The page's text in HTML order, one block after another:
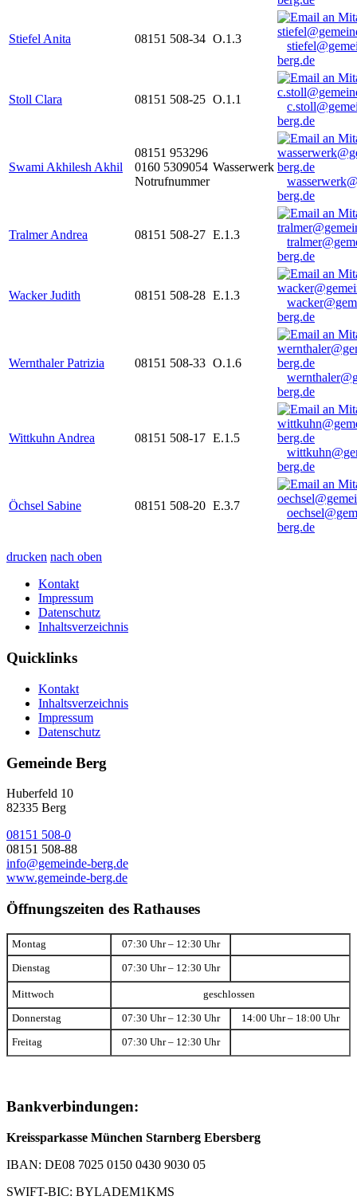
Stiefel Anita 08151 508-34 O.1.3
berg.de
Stoll Clara 08151 508-25 O.1.1
berg.de
Swami Akhilesh Akhil
08151 953296
0160 5309054
Notrufnummer
Wasserwerk
berg.de
Tralmer Andrea 08151 508-27 E.1.3
berg.de
Wacker Judith 08151 508-28 E.1.3
berg.de
Wernthaler Patrizia 08151 508-33 O.1.6
berg.de
Wittkuhn Andrea 08151 508-17 E.1.5
berg.de
Öchsel Sabine 08151 508-20 E.3.7
berg.de
drucken nach oben
Kontakt
Impressum
Datenschutz
Inhaltsverzeichnis
Quicklinks
Kontakt
Inhaltsverzeichnis
Impressum
Datenschutz
Gemeinde Berg
Huberfeld 10
82335 Berg
08151 508-0
08151 508-88
info@gemeinde-berg.de
www.gemeinde-berg.de
Öffnungszeiten des Rathauses
Montag 07:30 Uhr – 12:30 Uhr
Dienstag 07:30 Uhr – 12:30 Uhr
Mittwoch geschlossen
Donnerstag 07:30 Uhr – 12:30 Uhr 14:00 Uhr – 18:00 Uhr
Freitag 07:30 Uhr – 12:30 Uhr
Bankverbindungen:
Kreissparkasse München Starnberg Ebersberg
IBAN: DE08 7025 0150 0430 9030 05
SWIFT-BIC: BYLADEM1KMS